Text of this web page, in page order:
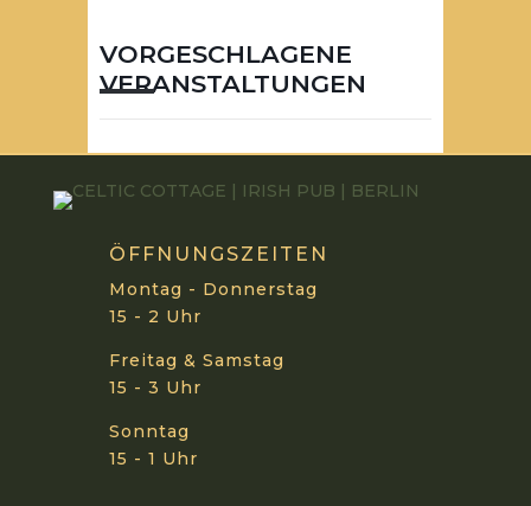
VORGESCHLAGENE
VERANSTALTUNGEN
ÖFFNUNGSZEITEN
Montag - Donnerstag
15 - 2 Uhr
Freitag & Samstag
15 - 3 Uhr
Sonntag
15 - 1 Uhr